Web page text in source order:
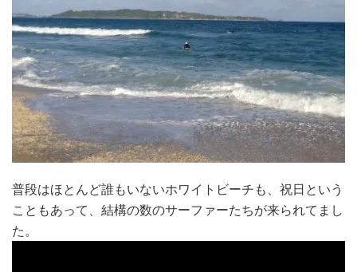
普段はほとんど誰もいないホワイトビーチも、祝日という
こともあって、結構の数のサーファーたちが来られてまし
た。